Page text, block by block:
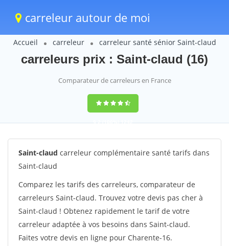
carreleur autour de moi
Accueil carreleur carreleur santé sénior Saint-claud
carreleurs prix : Saint-claud (16)
Comparateur de carreleurs en France
9,2(100%)1242
votes
Saint-claud carreleur complémentaire santé tarifs dans
Saint-claud
Comparez les tarifs des carreleurs, comparateur de
carreleurs Saint-claud. Trouvez votre devis pas cher à
Saint-claud ! Obtenez rapidement le tarif de votre
carreleur adaptée à vos besoins dans Saint-claud.
Faites votre devis en ligne pour Charente-16.